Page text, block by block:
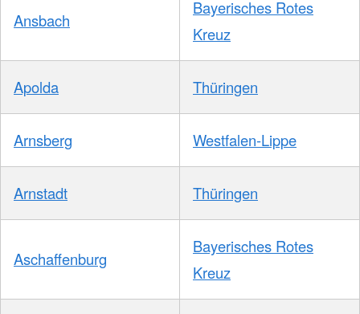
Ansbach
Bayerisches Rotes
Kreuz
Apolda Thüringen
Arnsberg Westfalen-Lippe
Arnstadt Thüringen
Aschaffenburg
Bayerisches Rotes
Kreuz